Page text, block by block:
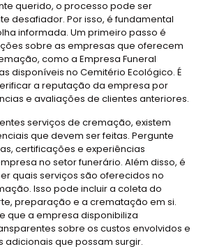
querido, o processo pode ser
desafiador. Por isso, é fundamental
informada. Um primeiro passo é
sobre as empresas que oferecem
como a Empresa Funeral
disponíveis no Cemitério Ecológico. É
a reputação da empresa por
e avaliações de clientes anteriores.
serviços de cremação, existem
que devem ser feitas. Pergunte
certificações e experiências
no setor funerário. Além disso, é
quais serviços são oferecidos no
Isso pode incluir a coleta do
preparação e a crematação em si.
que a empresa disponibiliza
sobre os custos envolvidos e
adicionais que possam surgir.